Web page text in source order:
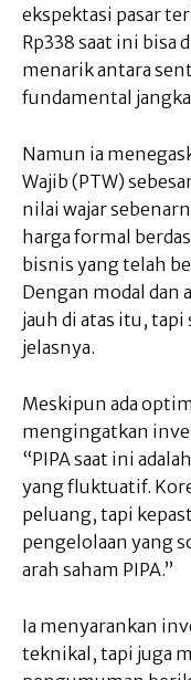
ekspektasi pasar
Rp338 saat ini bisa
menarik antara
fundamental
Namun ia
Wajib (PTW)
nilai wajar
harga formal
bisnis yang telah
Dengan modal dan
jauh di atas itu,
jelasnya.
Meskipun ada
mengingatkan
“PIPA saat ini
yang fluktuatif.
peluang, tapi
pengelolaan yang
arah saham PIPA.”
Ia menyarankan
teknikal, tapi juga